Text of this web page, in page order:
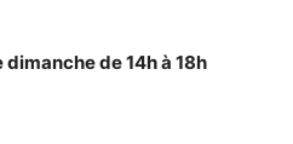
de 14h à 18h